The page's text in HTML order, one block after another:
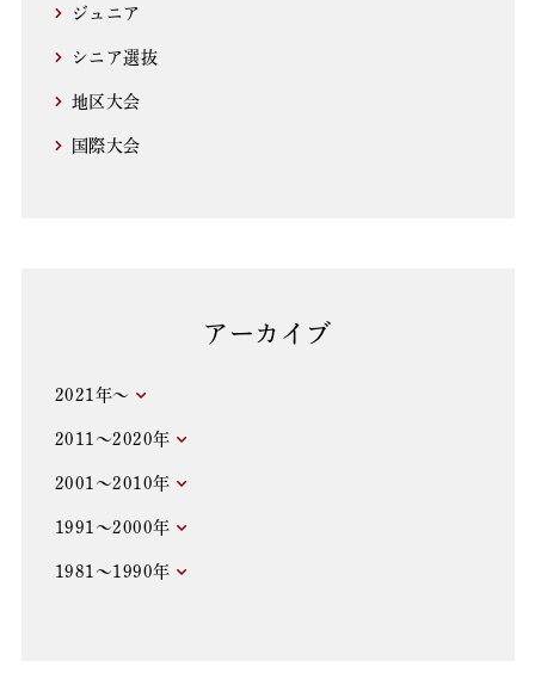
ジュニア
シニア選抜
地区大会
国際大会
アーカイブ
2021年～
2011～2020年
2001～2010年
1991～2000年
1981～1990年